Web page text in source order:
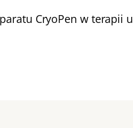
CryoPen w terapii